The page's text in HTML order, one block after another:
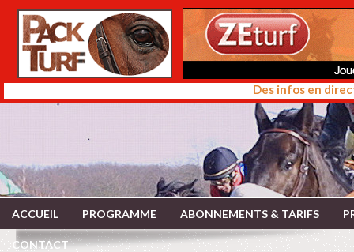
Des infos en
ACCUEIL PROGRAMME ABONNEMENTS & TARIFS
CONTACT